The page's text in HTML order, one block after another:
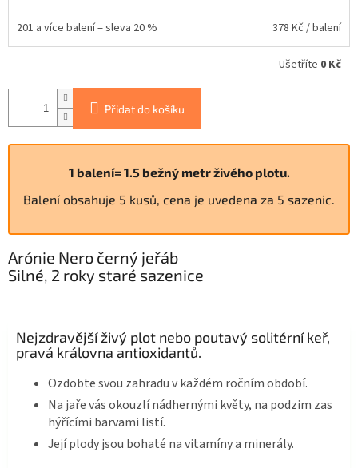
201 a více balení = sleva 20 % 378 Kč / balení
Ušetříte 0 Kč
Přidat do košíku
1 balení= 1.5 bežný metr živého plotu.
Balení obsahuje 5 kusů, cena je uvedena za 5 sazenic.
Arónie Nero černý jeřáb
Silné, 2 roky staré sazenice
Nejzdravější živý plot nebo poutavý solitérní keř,
pravá královna antioxidantů.
Ozdobte svou zahradu v každém ročním období.
Na jaře vás okouzlí nádhernými květy, na podzim zas
hýřícími barvami listí.
Její plody jsou bohaté na vitamíny a minerály.